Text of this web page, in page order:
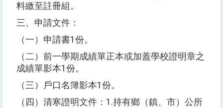
料繳至註冊組。
三、申請文件：
（一）申請書1 份。
（二）前一學期成績單正本或加蓋學校證明章之
成績單影本1 份。
（三）戶口名簿影本1 份。
（四）清寒證明文件： 1.持有鄉（鎮、市）公所